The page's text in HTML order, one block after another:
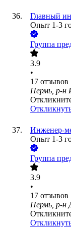
Главный
Опыт 1-3
Группа
3.9
•
17 отзывов
Пермь, р-н
Инженер-
Опыт 1-3
Группа
3.9
•
17 отзывов
Пермь, р-н